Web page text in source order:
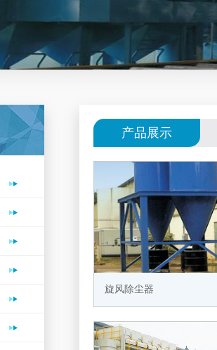
产品展示
旋风除尘器